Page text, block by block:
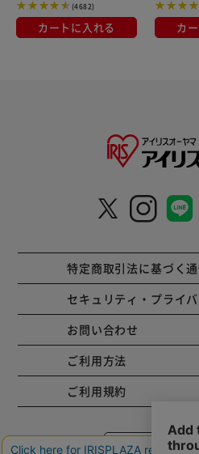
(4682)
カートに入れる カ
特定商取引法に基づく
セキュリティ・プライ
お問い合わせ
ご利用方法
ご利用規約
コーポレート